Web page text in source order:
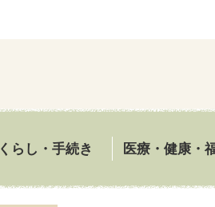
くらし・手続き 医療・健康・